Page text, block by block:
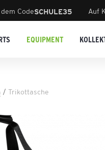
CodeSCHULE35 Auf
EQUIPMENT
Trikottasche